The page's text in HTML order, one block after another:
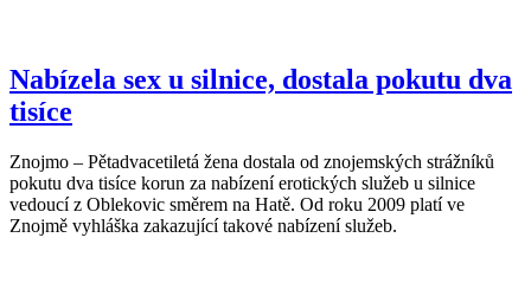
Nabízela sex u silnice, dostala pokutu dva
tisíce
Znojmo – Pětadvacetiletá žena dostala od znojemských strážníků
pokutu dva tisíce korun za nabízení erotických služeb u silnice
vedoucí z Oblekovic směrem na Hatě. Od roku 2009 platí ve
Znojmě vyhláška zakazující takové nabízení služeb.